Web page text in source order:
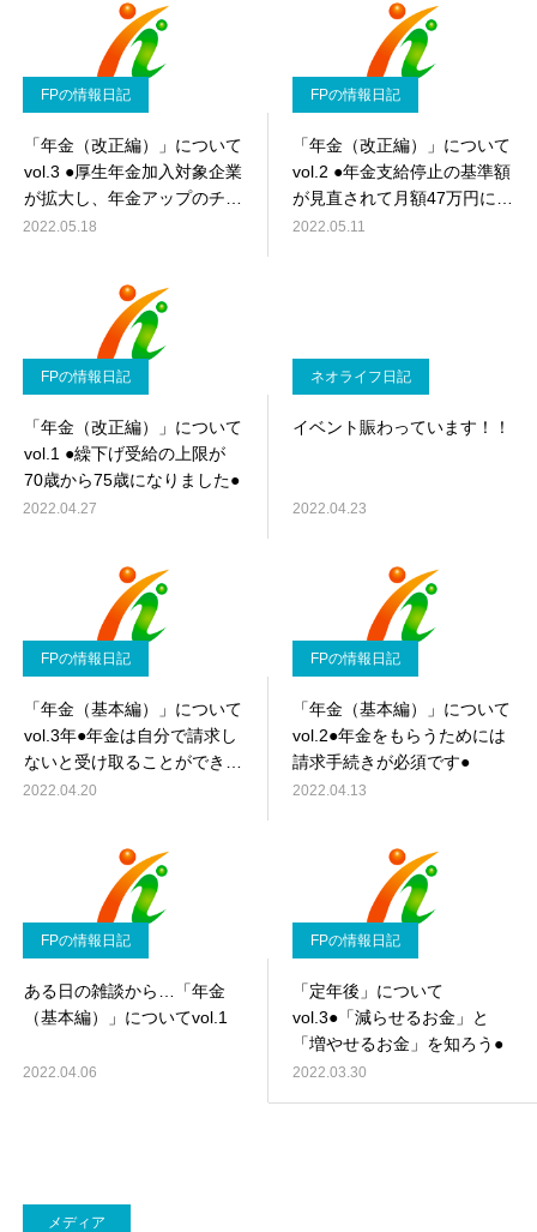
FPの情報日記
「年金（改正編）」について
vol.3 ●厚生年金加入対象企業
が拡大し、年金アップのチャ
ンス●
2022.05.18
FPの情報日記
「年金（改正編）」について
vol.2 ●年金支給停止の基準額
が見直されて月額47万円にな
りました●
2022.05.11
FPの情報日記
「年金（改正編）」について
vol.1 ●繰下げ受給の上限が
70歳から75歳になりました●
2022.04.27
ネオライフ日記
イベント賑わっています！！
2022.04.23
FPの情報日記
「年金（基本編）」について
vol.3年●年金は自分で請求し
ないと受け取ることができま
せん●
2022.04.20
FPの情報日記
「年金（基本編）」について
vol.2●年金をもらうためには
請求手続きが必須です●
2022.04.13
FPの情報日記
ある日の雑談から…「年金
（基本編）」についてvol.1
2022.04.06
FPの情報日記
「定年後」について
vol.3●「減らせるお金」と
「増やせるお金」を知ろう●
2022.03.30
メディア